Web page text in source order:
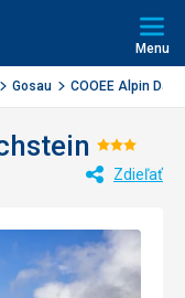
Menu
Gosau COOEE Alpin
3/5
Zdieľať